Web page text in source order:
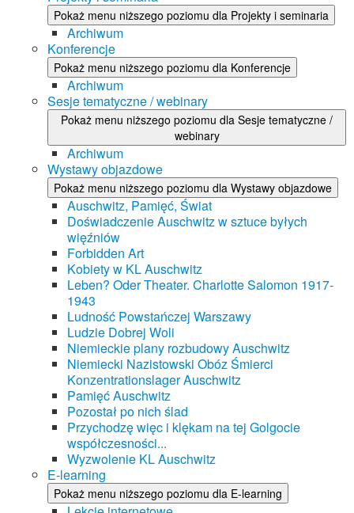
Pokaż menu niższego poziomu dla Projekty i seminaria
Archiwum
Konferencje
Pokaż menu niższego poziomu dla Konferencje
Archiwum
Sesje tematyczne / webinary
Pokaż menu niższego poziomu dla Sesje tematyczne /
webinary
Archiwum
Wystawy objazdowe
Pokaż menu niższego poziomu dla Wystawy objazdowe
Auschwitz, Pamięć, Świat
Doświadczenie Auschwitz w sztuce byłych
więźniów
Forbidden Art
Kobiety w KL Auschwitz
Leben? Oder Theater. Charlotte Salomon 1917-
1943
Ludność Powstańczej Warszawy
Ludzie Dobrej Woli
Niemieckie plany rozbudowy Auschwitz
Niemiecki Nazistowski Obóz Śmierci
Konzentrationslager Auschwitz
Pamięć Auschwitz
Pozostał po nich ślad
Przychodzę więc i klękam na tej Golgocie
współczesności...
Wyzwolenie KL Auschwitz
E-learning
Pokaż menu niższego poziomu dla E-learning